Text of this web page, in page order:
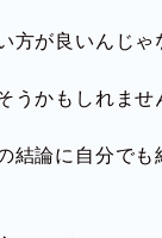
方が良いんじゃ
うかもしれませ
結論に自分でも